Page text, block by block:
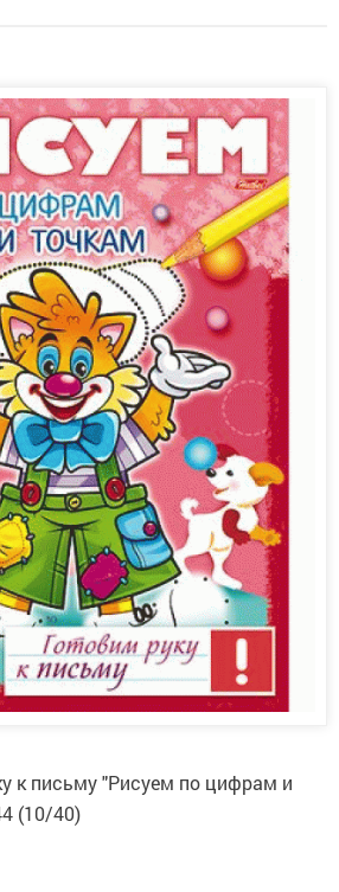
к письму "Рисуем по цифрам и
(10/40)